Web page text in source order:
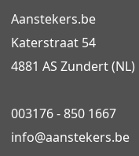
Aanstekers.be
Katerstraat 54
4881 AS Zundert (NL)
003176 - 850 1667
info@aanstekers.be